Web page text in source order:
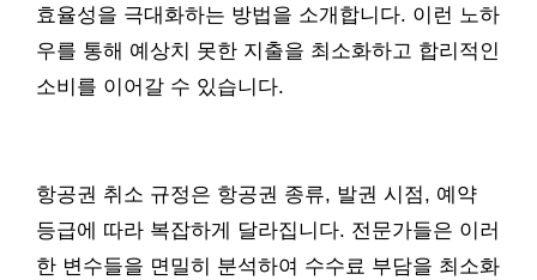
효율성을 극대화하는 방법을 소개합니다. 이런 노하
우를 통해 예상치 못한 지출을 최소화하고 합리적인
소비를 이어갈 수 있습니다.
항공권 취소 규정은 항공권 종류, 발권 시점, 예약
등급에 따라 복잡하게 달라집니다. 전문가들은 이러
한 변수들을 면밀히 분석하여 수수료 부담을 최소화